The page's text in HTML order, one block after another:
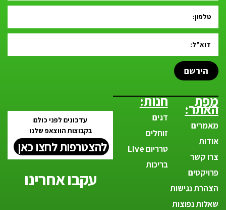
הירשם
מפת
האתר:
מאמרים
אודות
צרו קשר
פרויקטים
הצהרת נגישות
שאלות נפוצות
חנות:
דגים
זוחלים
טרריום Live
בריכות
עדכונים לפני כולם
בקבוצות הווצאפ שלנו
להצטרפות לחצו כאן
עקבו אחרינו